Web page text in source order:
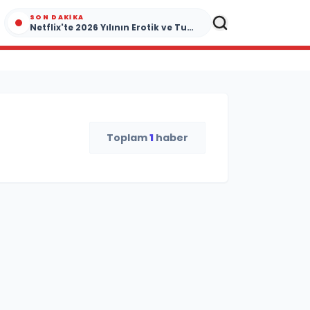
SON DAKIKA
Netflix'te 2026 Yılının Erotik ve Tutku Dolu Yapımları
Toplam1 haber